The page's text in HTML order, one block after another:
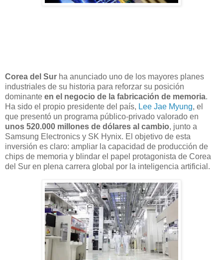
Corea del Sur ha anunciado uno de los mayores planes
industriales de su historia para reforzar su posición
dominante en el negocio de la fabricación de memoria.
Ha sido el propio presidente del país, Lee Jae Myung, el
que presentó un programa público-privado valorado en
unos 520.000 millones de dólares al cambio, junto a
Samsung Electronics y SK Hynix. El objetivo de esta
inversión es claro: ampliar la capacidad de producción de
chips de memoria y blindar el papel protagonista de Corea
del Sur en plena carrera global por la inteligencia artificial.